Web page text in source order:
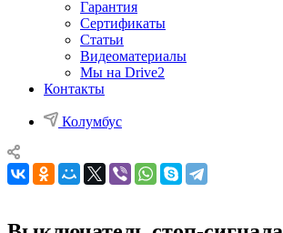
Гарантия
Сертификаты
Статьи
Видеоматериалы
Мы на Drive2
Контакты
Колумбус